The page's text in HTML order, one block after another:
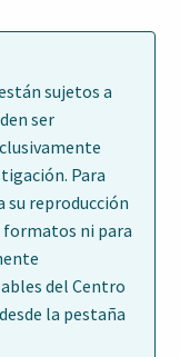
sujetos a
ser
Para
reproducción
formatos ni para
del Centro
la pestaña